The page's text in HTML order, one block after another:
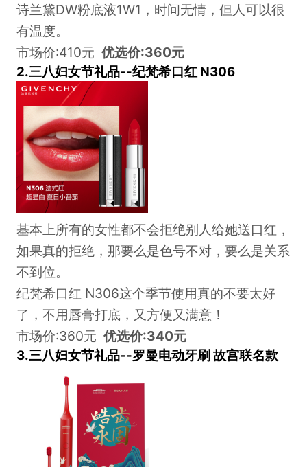
诗兰黛DW粉底液1W1，时间无情，但人可以很
有温度。
市场价:410元 优选价:360元
2.三八妇女节礼品--纪梵希口红 N306
基本上所有的女性都不会拒绝别人给她送口红，
如果真的拒绝，那要么是色号不对，要么是关系
不到位。
纪梵希口红 N306这个季节使用真的不要太好
了，不用唇膏打底，又方便又满意！
市场价:360元 优选价:340元
3.三八妇女节礼品--罗曼电动牙刷 故宫联名款